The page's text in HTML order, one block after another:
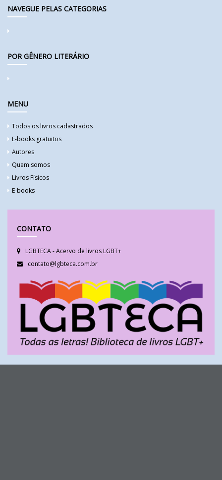
NAVEGUE PELAS CATEGORIAS
POR GÊNERO LITERÁRIO
MENU
Todos os livros cadastrados
E-books gratuitos
Autores
Quem somos
Livros Físicos
E-books
CONTATO
LGBTECA - Acervo de livros LGBT+
contato@lgbteca.com.br